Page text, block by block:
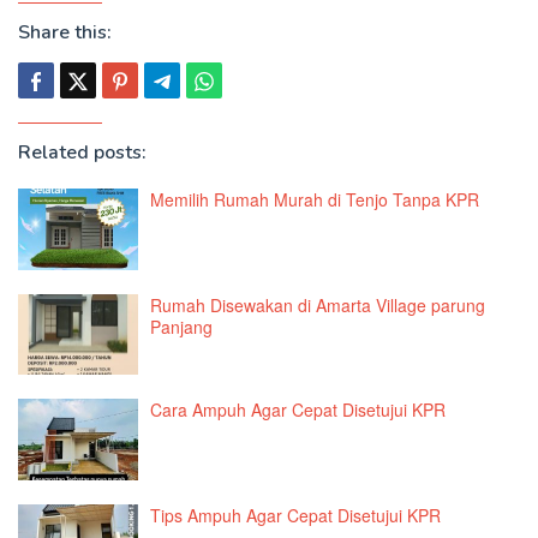
Share this:
Related posts:
Memilih Rumah Murah di Tenjo Tanpa KPR
Rumah Disewakan di Amarta Village parung
Panjang
Cara Ampuh Agar Cepat Disetujui KPR
Tips Ampuh Agar Cepat Disetujui KPR